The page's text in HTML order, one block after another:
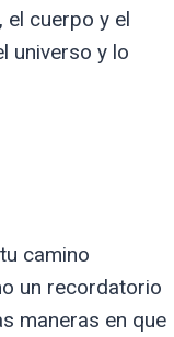
el cuerpo y el
universo y lo
camino
un recordatorio
maneras en que